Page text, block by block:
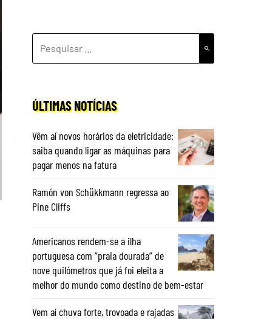
POR:
ÚLTIMAS NOTÍCIAS
Vêm aí novos horários da eletricidade:
saiba quando ligar as máquinas para
pagar menos na fatura
Ramón von Schükkmann regressa ao
Pine Cliffs
Americanos rendem-se a ilha
portuguesa com “praia dourada” de
nove quilómetros que já foi eleita a
melhor do mundo como destino de bem-estar
Vem aí chuva forte, trovoada e rajadas